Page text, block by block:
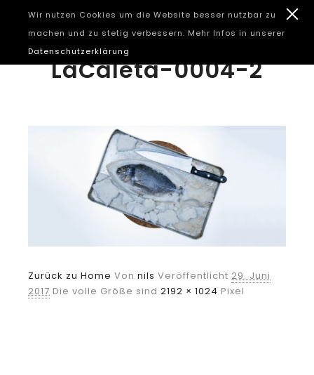
LaCaleta-0004-2
Zurück zu Home Von nils Veröffentlicht 29. Juni
2017 Die volle Größe sind 2192 × 1024 Pixel
Wir nutzen Cookies um die Website besser nutzbar zu
machen und zu stetig verbessern. Mehr Infos in unserer
Datenschutzerklärung